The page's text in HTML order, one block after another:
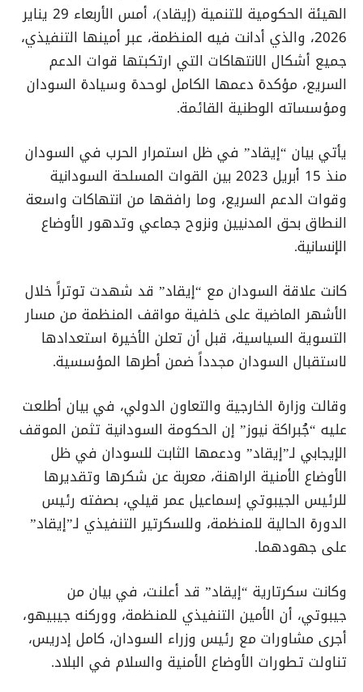
الهيئة الحكومية للتنمية (إيقاد)، أمس الأربعاء 29 يناير
2026، والذي أدانت فيه المنظمة، عبر أمينها التنفيذي،
جميع أشكال الانتهاكات التي ارتكبتها قوات الدعم
السريع، مؤكدة دعمها الكامل لوحدة وسيادة السودان
ومؤسساته الوطنية القائمة.
يأتي بيان “إيقاد” في ظل استمرار الحرب في السودان
منذ 15 أبريل 2023 بين القوات المسلحة السودانية
وقوات الدعم السريع، وما رافقها من انتهاكات واسعة
النطاق بحق المدنيين ونزوح جماعي وتدهور الأوضاع
الإنسانية.
كانت علاقة السودان مع “إيقاد” قد شهدت توتراً خلال
الأشهر الماضية على خلفية مواقف المنظمة من مسار
التسوية السياسية، قبل أن تعلن الأخيرة استعدادها
لاستقبال السودان مجدداً ضمن أطرها المؤسسية.
وقالت وزارة الخارجية والتعاون الدولي، في بيان أطلعت
عليه “جُبراكة نيوز” إن الحكومة السودانية تثمن الموقف
الإيجابي لـ”إيقاد” ودعمها الثابت للسودان في ظل
الأوضاع الأمنية الراهنة، معربة عن شكرها وتقديرها
للرئيس الجيبوتي إسماعيل عمر قيلي، بصفته رئيس
الدورة الحالية للمنظمة، وللسكرتير التنفيذي لـ”إيقاد”
على جهودهما.
وكانت سكرتارية “إيقاد” قد أعلنت، في بيان من
جيبوتي، أن الأمين التنفيذي للمنظمة، ووركنه جيبيهو،
أجرى مشاورات مع رئيس وزراء السودان، كامل إدريس،
تناولت تطورات الأوضاع الأمنية والسلام في البلاد.